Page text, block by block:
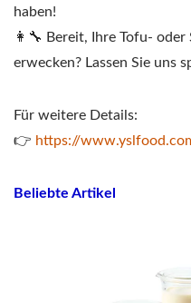
haben!
👩‍🔧 Bereit, Ihre Tofu-
erwecken? Lassen Sie uns
Für weitere Details:
👉 https://
Beliebte Artikel